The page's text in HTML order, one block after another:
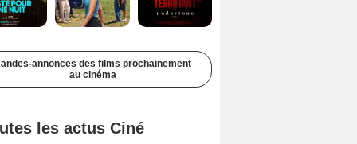
annonces des films prochainement
au cinéma
les actus Ciné